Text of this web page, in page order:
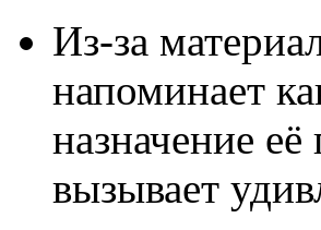
Из-за
напоминает
назначение
вызывает